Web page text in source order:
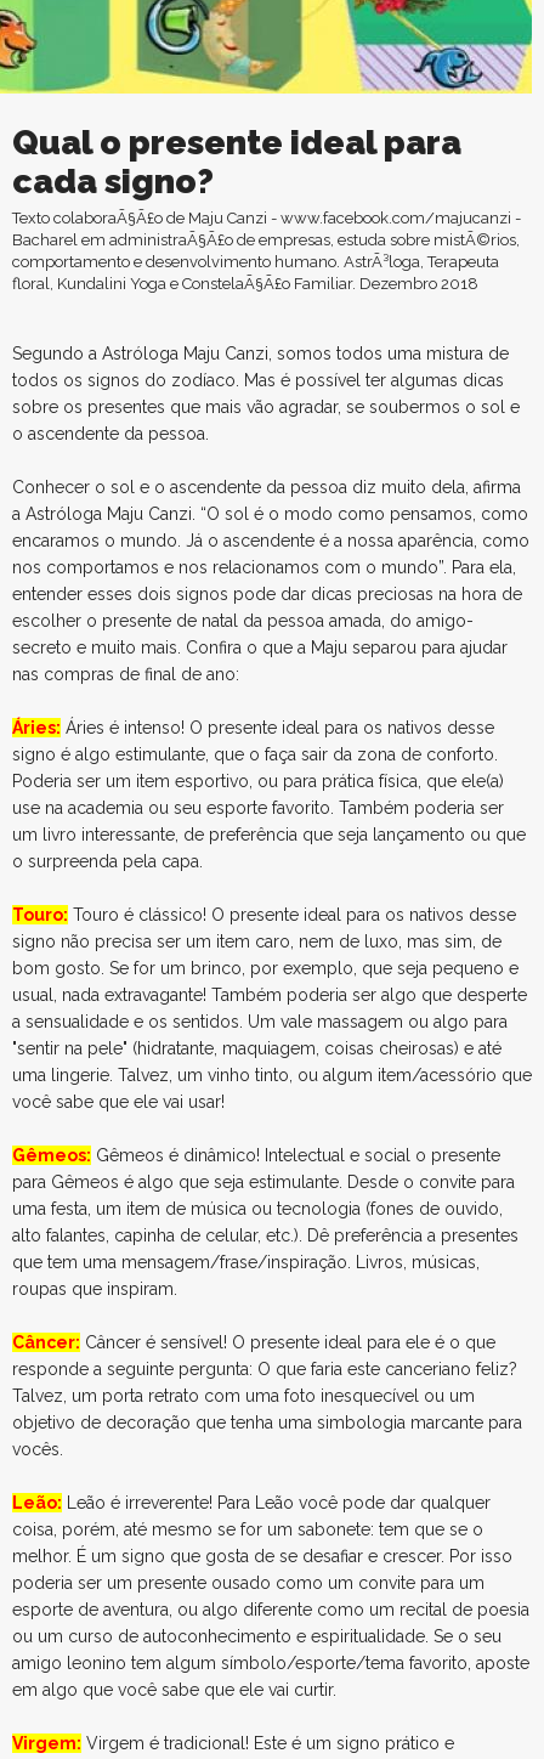
Qual o presente ideal para
cada signo?
Texto colaboraÃ§Ã£o de Maju Canzi - www.facebook.com/majucanzi -
Bacharel em administraÃ§Ã£o de empresas, estuda sobre mistÃ©rios,
comportamento e desenvolvimento humano. AstrÃ³loga, Terapeuta
floral, Kundalini Yoga e ConstelaÃ§Ã£o Familiar. Dezembro 2018
Segundo a Astróloga Maju Canzi, somos todos uma mistura de
todos os signos do zodíaco. Mas é possível ter algumas dicas
sobre os presentes que mais vão agradar, se soubermos o sol e
o ascendente da pessoa.
Conhecer o sol e o ascendente da pessoa diz muito dela, afirma
a Astróloga Maju Canzi. “O sol é o modo como pensamos, como
encaramos o mundo. Já o ascendente é a nossa aparência, como
nos comportamos e nos relacionamos com o mundo”. Para ela,
entender esses dois signos pode dar dicas preciosas na hora de
escolher o presente de natal da pessoa amada, do amigo-
secreto e muito mais. Confira o que a Maju separou para ajudar
nas compras de final de ano:
Áries: Áries é intenso! O presente ideal para os nativos desse
signo é algo estimulante, que o faça sair da zona de conforto.
Poderia ser um item esportivo, ou para prática física, que ele(a)
use na academia ou seu esporte favorito. Também poderia ser
um livro interessante, de preferência que seja lançamento ou que
o surpreenda pela capa.
Touro: Touro é clássico! O presente ideal para os nativos desse
signo não precisa ser um item caro, nem de luxo, mas sim, de
bom gosto. Se for um brinco, por exemplo, que seja pequeno e
usual, nada extravagante! Também poderia ser algo que desperte
a sensualidade e os sentidos. Um vale massagem ou algo para
"sentir na pele" (hidratante, maquiagem, coisas cheirosas) e até
uma lingerie. Talvez, um vinho tinto, ou algum item/acessório que
você sabe que ele vai usar!
Gêmeos: Gêmeos é dinâmico! Intelectual e social o presente
para Gêmeos é algo que seja estimulante. Desde o convite para
uma festa, um item de música ou tecnologia (fones de ouvido,
alto falantes, capinha de celular, etc.). Dê preferência a presentes
que tem uma mensagem/frase/inspiração. Livros, músicas,
roupas que inspiram.
Câncer: Câncer é sensível! O presente ideal para ele é o que
responde a seguinte pergunta: O que faria este canceriano feliz?
Talvez, um porta retrato com uma foto inesquecível ou um
objetivo de decoração que tenha uma simbologia marcante para
vocês.
Leão: Leão é irreverente! Para Leão você pode dar qualquer
coisa, porém, até mesmo se for um sabonete: tem que se o
melhor. É um signo que gosta de se desafiar e crescer. Por isso
poderia ser um presente ousado como um convite para um
esporte de aventura, ou algo diferente como um recital de poesia
ou um curso de autoconhecimento e espiritualidade. Se o seu
amigo leonino tem algum símbolo/esporte/tema favorito, aposte
em algo que você sabe que ele vai curtir.
Virgem: Virgem é tradicional! Este é um signo prático e